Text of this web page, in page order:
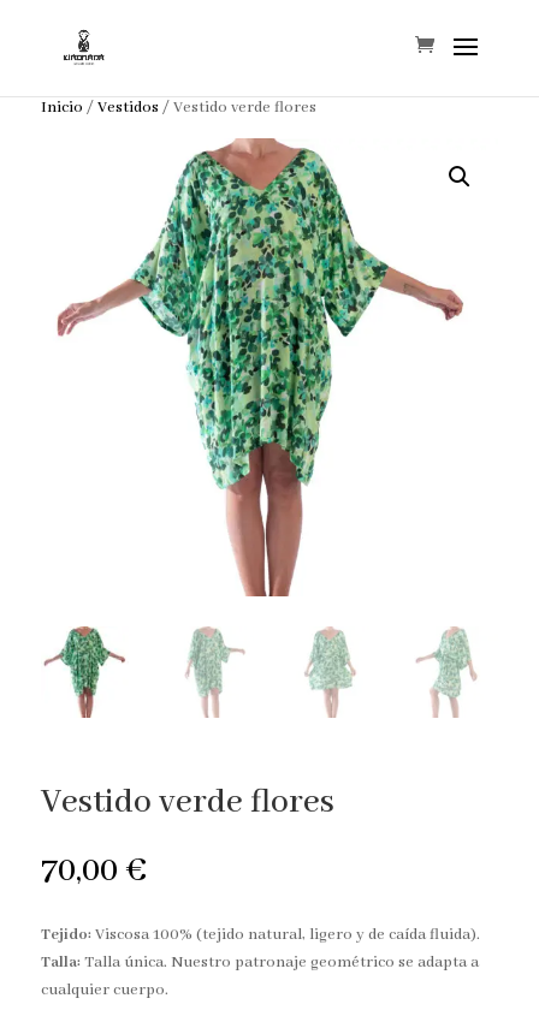
Inicio /Vestidos / Vestido verde flores
Vestido verde flores
70,00 €
Tejido: Viscosa 100% (tejido natural, ligero y de caída fluida).
Talla: Talla única. Nuestro patronaje geométrico se adapta a
cualquier cuerpo.